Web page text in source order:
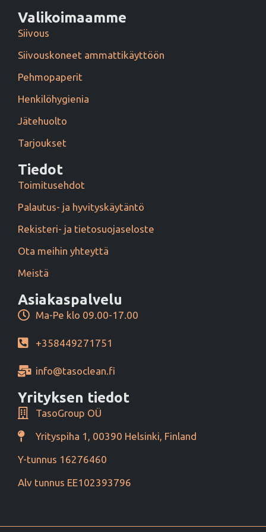
Valikoimaamme
Siivous
Siivouskoneet ammattikäyttöön
Pehmopaperit
Henkilöhygienia
Jätehuolto
Tarjoukset
Tiedot
Toimitusehdot
Palautus- ja hyvityskäytäntö
Rekisteri- ja tietosuojaseloste
Ota meihin yhteyttä
Meistä
Asiakaspalvelu
Ma-Pe klo 09.00-17.00
+358449271751
info@tasoclean.fi
Yrityksen tiedot
TasoGroup OÜ
Yrityspiha 1, 00390 Helsinki, Finland
Y-tunnus 16276460
Alv tunnus EE102393796